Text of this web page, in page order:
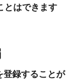
とはできます
登録することが